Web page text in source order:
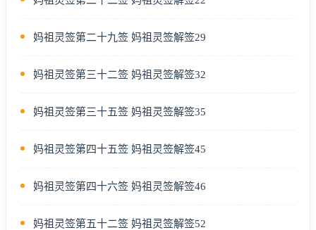
妈祖灵签第二十九签 妈祖灵签解签29
妈祖灵签第三十二签 妈祖灵签解签32
妈祖灵签第三十五签 妈祖灵签解签35
妈祖灵签第四十五签 妈祖灵签解签45
妈祖灵签第四十六签 妈祖灵签解签46
妈祖灵签第五十二签 妈祖灵签解签52